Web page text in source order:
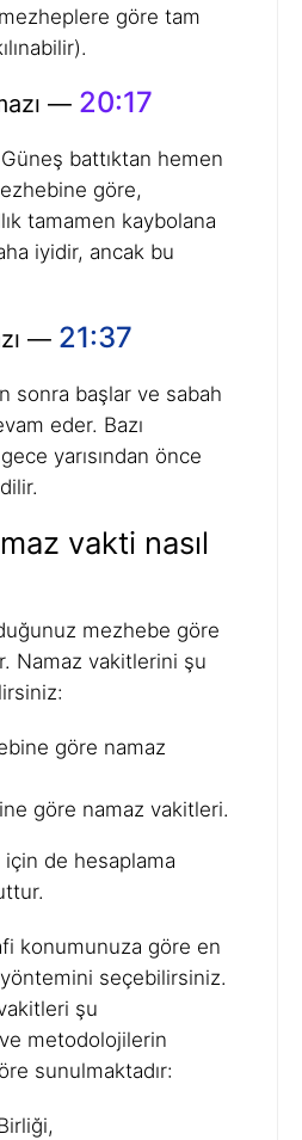
göre tam
— 20:17
battıktan hemen
göre,
tamamen kaybolana
iyidir, ancak bu
— 21:37
sonra başlar ve sabah
eder. Bazı
yarısından önce
vakti nasıl
mezhebe göre
Namaz vakitlerini şu
göre namaz
göre namaz vakitleri.
de hesaplama
konumunuza göre en
seçebilirsiniz.
şu
metodolojilerin
sunulmaktadır: